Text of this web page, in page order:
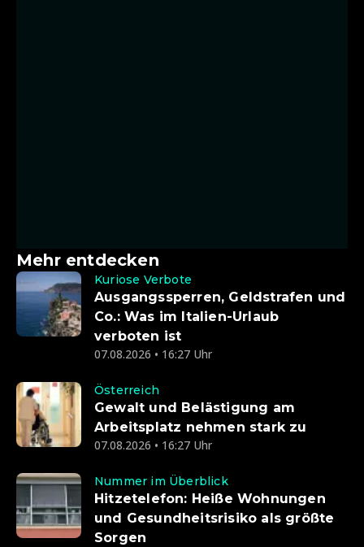
Mehr entdecken
Kuriose Verbote
Ausgangssperren, Geldstrafen und
Co.: Was im Italien-Urlaub
verboten ist
07.08.2026 • 16:27 Uhr
Österreich
Gewalt und Belästigung am
Arbeitsplatz nehmen stark zu
07.08.2026 • 16:27 Uhr
Nummer im Überblick
Hitzetelefon: Heiße Wohnungen
und Gesundheitsrisiko als größte
Sorgen